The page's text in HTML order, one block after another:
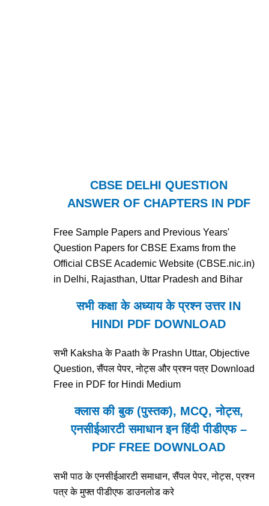
CBSE DELHI QUESTION
ANSWER OF CHAPTERS IN PDF
Free Sample Papers and Previous Years'
Question Papers for CBSE Exams from the
Official CBSE Academic Website (CBSE.nic.in)
in Delhi, Rajasthan, Uttar Pradesh and Bihar
सभी कक्षा के अध्याय के प्रश्न उत्तर IN
HINDI PDF DOWNLOAD
सभी Kaksha के Paath के Prashn Uttar, Objective
Question, सैंपल पेपर, नोट्स और प्रश्न पत्र Download
Free in PDF for Hindi Medium
क्लास की बुक (पुस्तक), MCQ, नोट्स,
एनसीईआरटी समाधान इन हिंदी पीडीएफ –
PDF FREE DOWNLOAD
सभी पाठ के एनसीईआरटी समाधान, सैंपल पेपर, नोट्स, प्रश्न
पत्र के मुफ्त पीडीएफ डाउनलोड करे